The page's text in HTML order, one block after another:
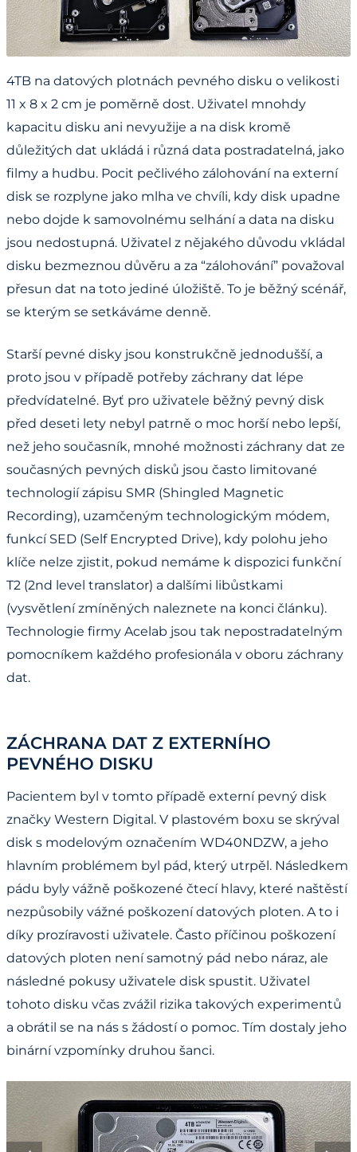
4TB na datových plotnách pevného disku o velikosti
11 x 8 x 2 cm je poměrně dost. Uživatel mnohdy
kapacitu disku ani nevyužije a na disk kromě
důležitých dat ukládá i různá data postradatelná, jako
filmy a hudbu. Pocit pečlivého zálohování na externí
disk se rozplyne jako mlha ve chvíli, kdy disk upadne
nebo dojde k samovolnému selhání a data na disku
jsou nedostupná. Uživatel z nějakého důvodu vkládal
disku bezmeznou důvěru a za “zálohování” považoval
přesun dat na toto jediné úložiště. To je běžný scénář,
se kterým se setkáváme denně.
Starší pevné disky jsou konstrukčně jednodušší, a
proto jsou v případě potřeby záchrany dat lépe
předvídatelné. Byť pro uživatele běžný pevný disk
před deseti lety nebyl patrně o moc horší nebo lepší,
než jeho současník, mnohé možnosti záchrany dat ze
současných pevných disků jsou často limitované
technologií zápisu SMR (Shingled Magnetic
Recording), uzamčeným technologickým módem,
funkcí SED (Self Encrypted Drive), kdy polohu jeho
klíče nelze zjistit, pokud nemáme k dispozici funkční
T2 (2nd level translator) a dalšími libůstkami
(vysvětlení zmíněných naleznete na konci článku).
Technologie firmy Acelab jsou tak nepostradatelným
pomocníkem každého profesionála v oboru záchrany
dat.
ZÁCHRANA DAT Z EXTERNÍHO
PEVNÉHO DISKU
Pacientem byl v tomto případě externí pevný disk
značky Western Digital. V plastovém boxu se skrýval
disk s modelovým označením WD40NDZW, a jeho
hlavním problémem byl pád, který utrpěl. Následkem
pádu byly vážně poškozené čtecí hlavy, které naštěstí
nezpůsobily vážné poškození datových ploten. A to i
díky prozíravosti uživatele. Často příčinou poškození
datových ploten není samotný pád nebo náraz, ale
následné pokusy uživatele disk spustit. Uživatel
tohoto disku včas zvážil rizika takových experimentů
a obrátil se na nás s žádostí o pomoc. Tím dostaly jeho
binární vzpomínky druhou šanci.